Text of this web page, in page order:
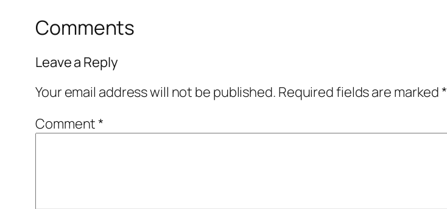
Comments
Leave a Reply
Your email address will not be published. Required fields are marked*
Comment*